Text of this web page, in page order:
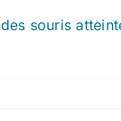
souris